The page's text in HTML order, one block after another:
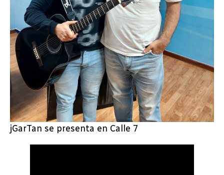
jGarTan se presenta en Calle 7